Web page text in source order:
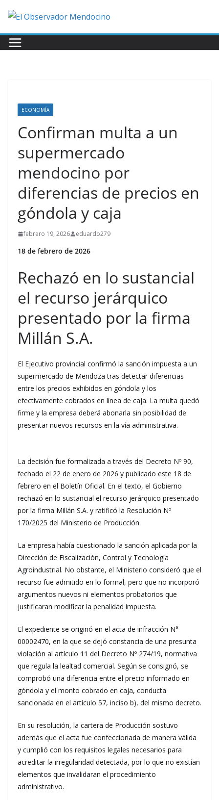
contenido
ECONOMÍA
Confirman multa a un
supermercado
mendocino por
diferencias de precios en
góndola y caja
febrero 19, 2026 eduardo279
18 de febrero de 2026
Rechazó en lo sustancial
el recurso jerárquico
presentado por la firma
Millán S.A.
El Ejecutivo provincial confirmó la sanción impuesta a un
supermercado de Mendoza tras detectar diferencias
entre los precios exhibidos en góndola y los
efectivamente cobrados en línea de caja. La multa quedó
firme y la empresa deberá abonarla sin posibilidad de
presentar nuevos recursos en la vía administrativa.
La decisión fue formalizada a través del Decreto Nº 90,
fechado el 22 de enero de 2026 y publicado este 18 de
febrero en el Boletín Oficial. En el texto, el Gobierno
rechazó en lo sustancial el recurso jerárquico presentado
por la firma Millán S.A. y ratificó la Resolución Nº
170/2025 del Ministerio de Producción.
La empresa había cuestionado la sanción aplicada por la
Dirección de Fiscalización, Control y Tecnología
Agroindustrial. No obstante, el Ministerio consideró que el
recurso fue admitido en lo formal, pero que no incorporó
argumentos nuevos ni elementos probatorios que
justificaran modificar la penalidad impuesta.
El expediente se originó en el acta de infracción N°
00002470, en la que se dejó constancia de una presunta
violación al artículo 11 del Decreto Nº 274/19, normativa
que regula la lealtad comercial. Según se consignó, se
comprobó una diferencia entre el precio informado en
góndola y el monto cobrado en caja, conducta
sancionada en el artículo 57, inciso b), del mismo decreto.
En su resolución, la cartera de Producción sostuvo
además que el acta fue confeccionada de manera válida
y cumplió con los requisitos legales necesarios para
acreditar la irregularidad detectada, por lo que no existían
elementos que invalidaran el procedimiento
administrativo.